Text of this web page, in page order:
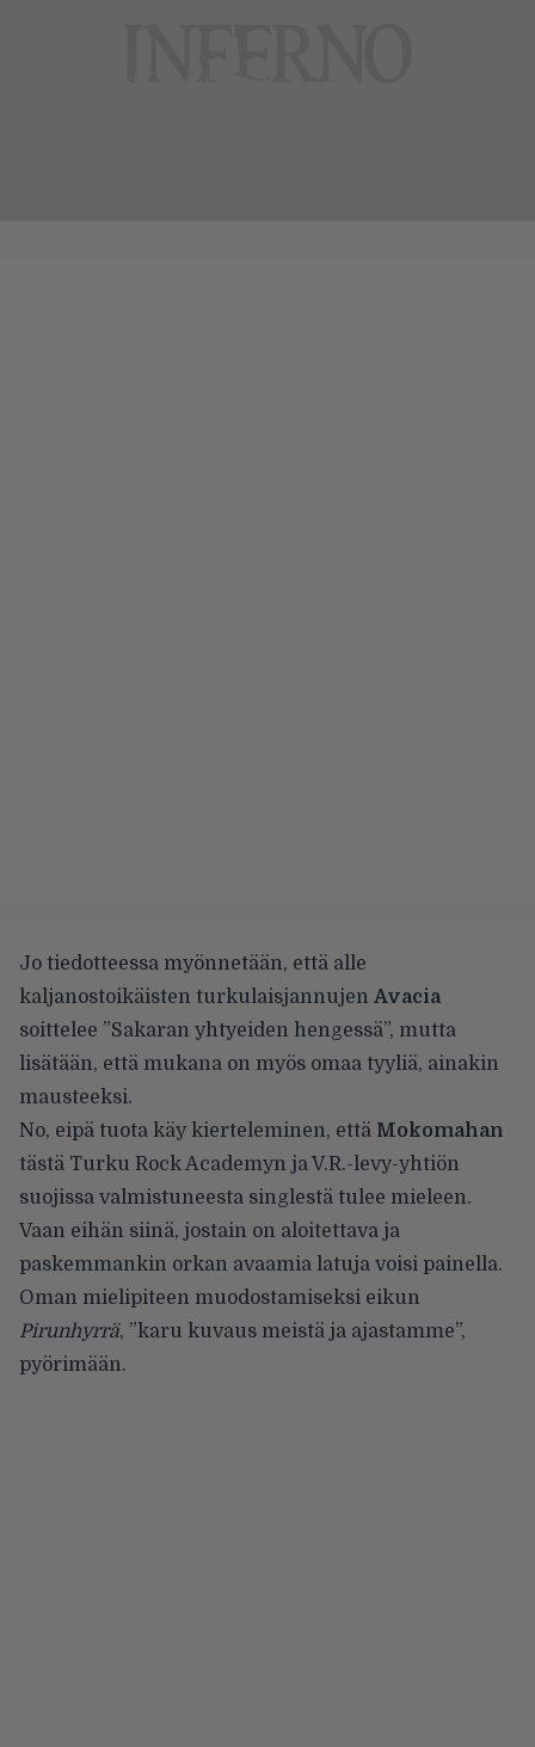
Jo tiedotteessa myönnetään, että alle
kaljanostoikäisten turkulaisjannujen Avacia
soittelee ”Sakaran yhtyeiden hengessä”, mutta
lisätään, että mukana on myös omaa tyyliä, ainakin
mausteeksi.
No, eipä tuota käy kierteleminen, että Mokomahan
tästä Turku Rock Academyn ja V.R.-levy-yhtiön
suojissa valmistuneesta singlestä tulee mieleen.
Vaan eihän siinä, jostain on aloitettava ja
paskemmankin orkan avaamia latuja voisi painella.
Oman mielipiteen muodostamiseksi eikun
Pirunhyrrä, ”karu kuvaus meistä ja ajastamme”,
pyörimään.